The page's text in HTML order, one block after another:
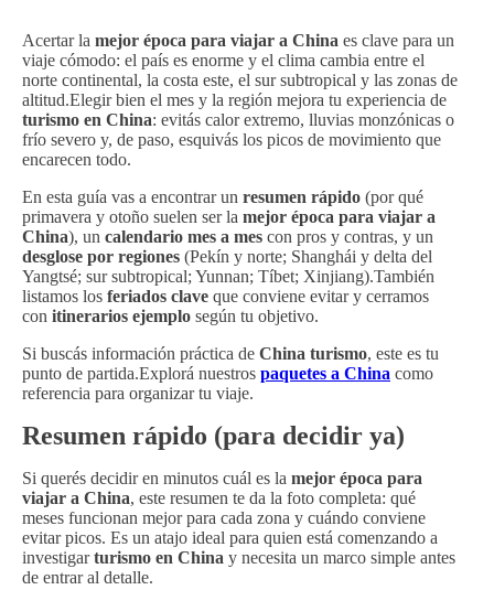
Acertar la mejor época para viajar a China es clave para un
viaje cómodo: el país es enorme y el clima cambia entre el
norte continental, la costa este, el sur subtropical y las zonas de
altitud.Elegir bien el mes y la región mejora tu experiencia de
turismo en China: evitás calor extremo, lluvias monzónicas o
frío severo y, de paso, esquivás los picos de movimiento que
encarecen todo.
En esta guía vas a encontrar un resumen rápido (por qué
primavera y otoño suelen ser la mejor época para viajar a
China), un calendario mes a mes con pros y contras, y un
desglose por regiones (Pekín y norte; Shanghái y delta del
Yangtsé; sur subtropical; Yunnan; Tíbet; Xinjiang).También
listamos los feriados clave que conviene evitar y cerramos
con itinerarios ejemplo según tu objetivo.
Si buscás información práctica de China turismo, este es tu
punto de partida.Explorá nuestros paquetes a China como
referencia para organizar tu viaje.
Resumen rápido (para decidir ya)
Si querés decidir en minutos cuál es la mejor época para
viajar a China, este resumen te da la foto completa: qué
meses funcionan mejor para cada zona y cuándo conviene
evitar picos. Es un atajo ideal para quien está comenzando a
investigarturismo en China y necesita un marco simple antes
de entrar al detalle.